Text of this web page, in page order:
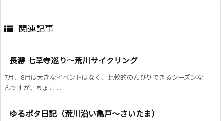
 関連記事
長瀞 七草寺巡り～荒川サイクリング
7月、8月は大きなイベントはなく、比較的のんびりできるシーズンな
んですが、ちょこ ...
ゆるポタ日記（荒川沿い亀戸～さいたま）